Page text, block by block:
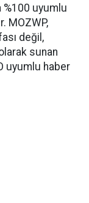
%100 uyumlu
MOZWP,
değil,
sunan
uyumlu haber